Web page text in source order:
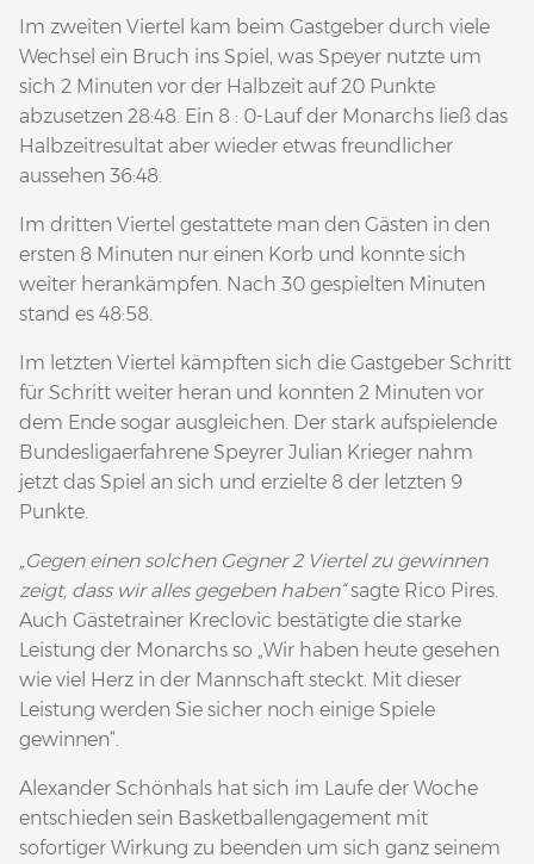
Im zweiten Viertel kam beim Gastgeber durch viele
Wechsel ein Bruch ins Spiel, was Speyer nutzte um
sich 2 Minuten vor der Halbzeit auf 20 Punkte
abzusetzen 28:48. Ein 8 : 0-Lauf der Monarchs ließ das
Halbzeitresultat aber wieder etwas freundlicher
aussehen 36:48.
Im dritten Viertel gestattete man den Gästen in den
ersten 8 Minuten nur einen Korb und konnte sich
weiter herankämpfen. Nach 30 gespielten Minuten
stand es 48:58.
Im letzten Viertel kämpften sich die Gastgeber Schritt
für Schritt weiter heran und konnten 2 Minuten vor
dem Ende sogar ausgleichen. Der stark aufspielende
Bundesligaerfahrene Speyrer Julian Krieger nahm
jetzt das Spiel an sich und erzielte 8 der letzten 9
Punkte.
„Gegen einen solchen Gegner 2 Viertel zu gewinnen
zeigt, dass wir alles gegeben haben“sagte Rico Pires.
Auch Gästetrainer Kreclovic bestätigte die starke
Leistung der Monarchs so „Wir haben heute gesehen
wie viel Herz in der Mannschaft steckt. Mit dieser
Leistung werden Sie sicher noch einige Spiele
gewinnen“.
Alexander Schönhals hat sich im Laufe der Woche
entschieden sein Basketballengagement mit
sofortiger Wirkung zu beenden um sich ganz seinem